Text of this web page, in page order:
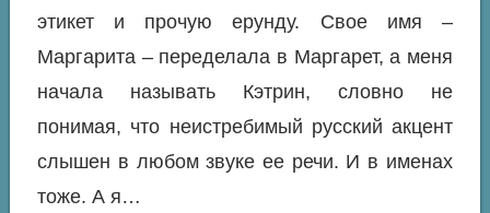
этикет и прочую ерунду. Свое имя –
Маргарита – переделала в Маргарет, а меня
начала называть Кэтрин, словно не
понимая, что неистребимый русский акцент
слышен в любом звуке ее речи. И в именах
тоже. А я…